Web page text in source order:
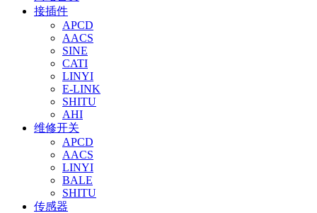
接插件
APCD
AACS
SINE
CATI
LINYI
E-LINK
SHITU
AHI
维修开关
APCD
AACS
LINYI
BALE
SHITU
传感器